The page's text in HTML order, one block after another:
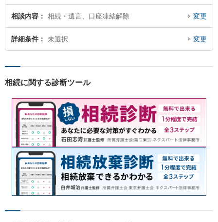
相談内容 相続・遺言、口座凍結解除 変更
詳細条件 未選択 変更
相続に関する診断ツール